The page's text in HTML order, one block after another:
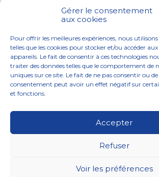
Gérer le consentement
aux cookies
Pour offrir les meilleures expériences, nous
telles que les cookies pour stocker et/ou accéder
appareils. Le fait de consentir à ces technologies
traiter des données telles que le comportement de
uniques sur ce site. Le fait de ne pas consentir ou
consentement peut avoir un effet négatif sur
et fonctions.
Accepter
Refuser
Voir les préférences
Encadrement des loyers : une
COMMENTAIRES RÉCENTS
FooterNOS ENGAGEMENTS
SOLUTIONS NUMÉRIQUES
NOUS REJOINDRE